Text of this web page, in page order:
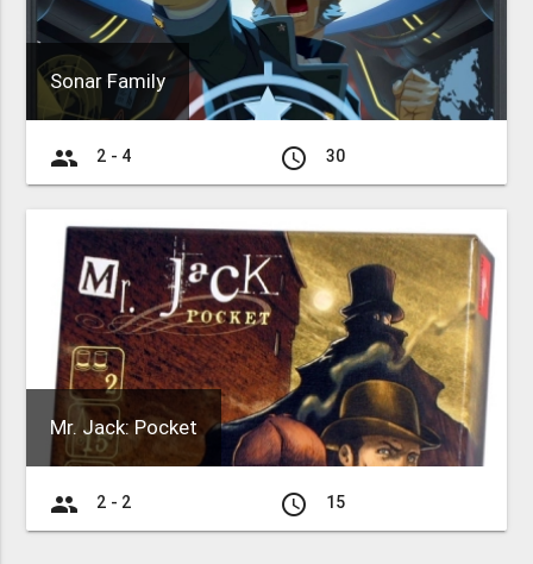
Sonar Family
group 2 - 4 access_time 30
Mr. Jack: Pocket
group 2 - 2 access_time 15